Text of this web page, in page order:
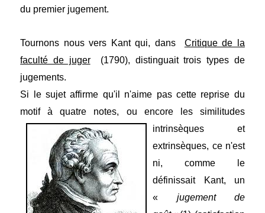
du premier jugement.
Tournons nous vers Kant qui, dans Critique de la
faculté de juger(1790), distinguait trois types de
jugements.
Si le sujet affirme qu'il n'aime pas cette reprise du
motif à quatre notes, ou encore les similitudes
intrinsèques et
extrinsèques, ce n'est
ni, comme le
définissait Kant, un
« jugement de